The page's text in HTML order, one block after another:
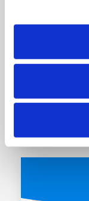
tonen. Je kunt je
intrekken via
lijst met cookies